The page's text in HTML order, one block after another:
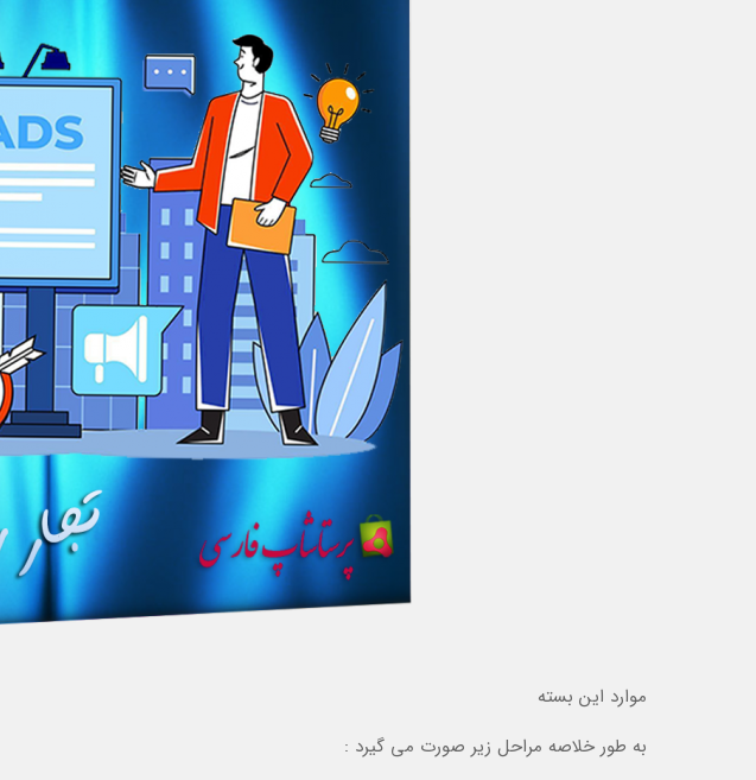
موارد این بسته
به طور خلاصه مراحل زیر صورت می گیرد :